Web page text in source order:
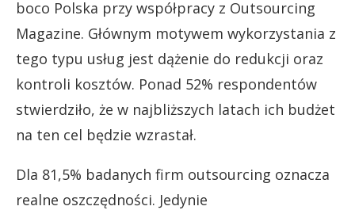
boco Polska przy współpracy z Outsourcing
Magazine. Głównym motywem wykorzystania z
tego typu usług jest dążenie do redukcji oraz
kontroli kosztów. Ponad 52% respondentów
stwierdziło, że w najbliższych latach ich budżet
na ten cel będzie wzrastał.
Dla 81,5% badanych firm outsourcing oznacza
realne oszczędności. Jedynie